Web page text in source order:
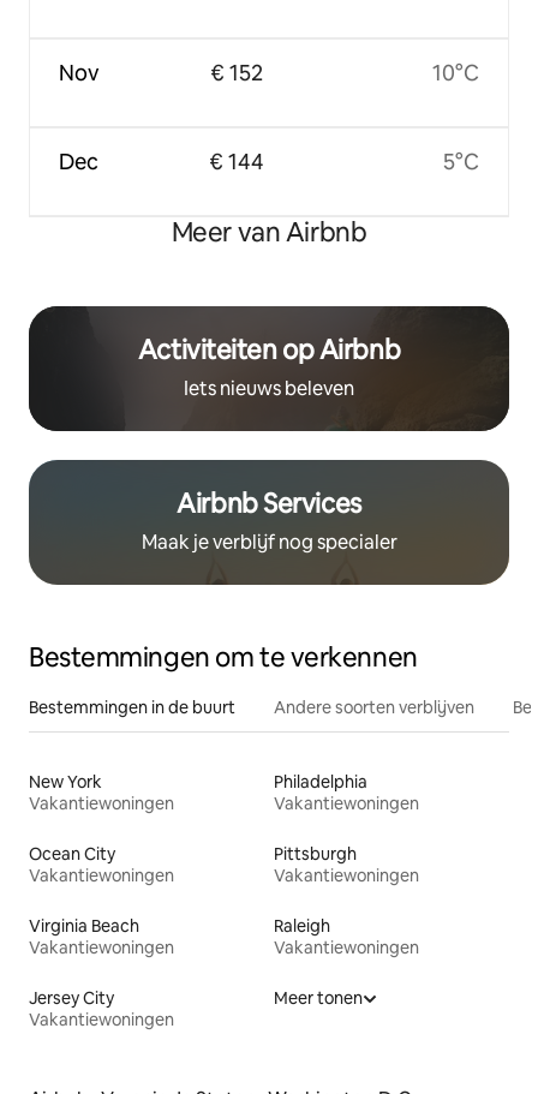
Nov
Dec
€ 152
€ 144
10°C
5°C
Meer van Airbnb
Activiteiten op Airbnb
Iets nieuws beleven
Airbnb Services
Maak je verblijf nog specialer
Bestemmingen om te verkennen
Bestemmingen in de buurt Andere soorten verblijven
New York
Vakantiewoningen
Philadelphia
Vakantiewoningen
Ocean City
Vakantiewoningen
Pittsburgh
Vakantiewoningen
Virginia Beach
Vakantiewoningen
Raleigh
Vakantiewoningen
Jersey City
Vakantiewoningen
Meer tonen